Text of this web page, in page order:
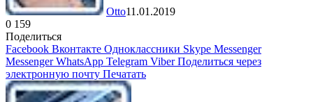
Otto11.01.2019
0 159
Поделиться
Facebook Вконтакте Одноклассники Skype Messenger
Messenger WhatsApp Telegram Viber Поделиться через
электронную почту Печатать